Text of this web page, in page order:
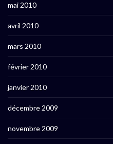
mai 2010
avril 2010
mars 2010
février 2010
janvier 2010
décembre 2009
novembre 2009